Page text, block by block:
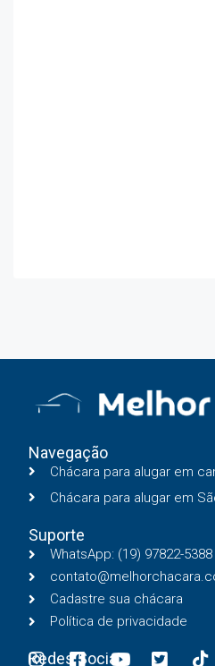
Navegação
Chácara para alugar em
Chácara para alugar em
Suporte
WhatsApp: (19) 97822-5388
Cadastre sua chácara
Política de privacidade
Redes Sociais